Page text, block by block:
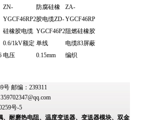
ZN-
YGCF46RP2
硅橡胶电缆
0.6/1kV额定
电压
防腐硅橡
胶电缆ZD-
YGCF46P2
单线
0.15mm
ZA-
YGCF46RP
阻燃硅橡胶
电缆83屏蔽
编织
邮编：239311
359702347@qq.com
号-5
耐磨热电阻、温度变送器、变送器模块、双金